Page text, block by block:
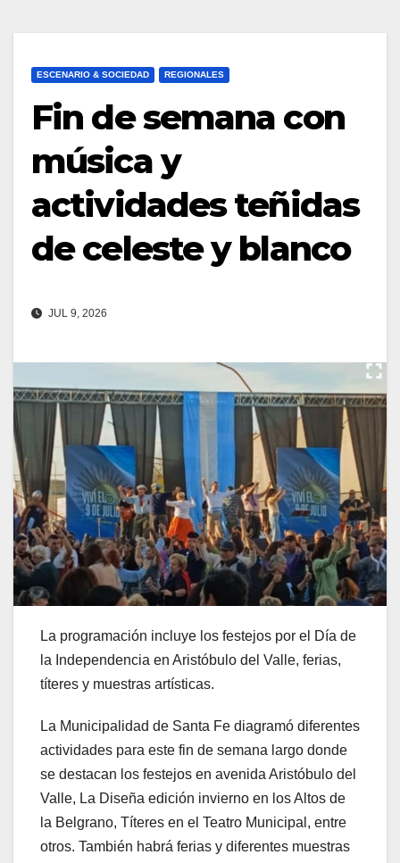
ESCENARIO & SOCIEDAD REGIONALES
Fin de semana con
música y
actividades teñidas
de celeste y blanco
JUL 9, 2026
La programación incluye los festejos por el Día de
la Independencia en Aristóbulo del Valle, ferias,
títeres y muestras artísticas.
La Municipalidad de Santa Fe diagramó diferentes
actividades para este fin de semana largo donde
se destacan los festejos en avenida Aristóbulo del
Valle, La Diseña edición invierno en los Altos de
la Belgrano, Títeres en el Teatro Municipal, entre
otros. También habrá ferias y diferentes muestras